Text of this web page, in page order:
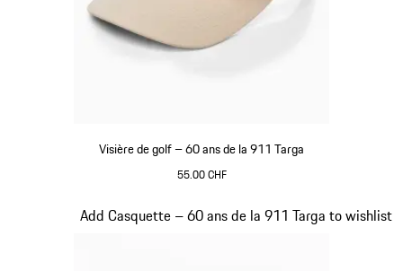
Visière de golf – 60 ans de la 911 Targa
55.00 CHF
Add Casquette – 60 ans de la 911 Targa to wishlist
Diapositive 6 sur 20